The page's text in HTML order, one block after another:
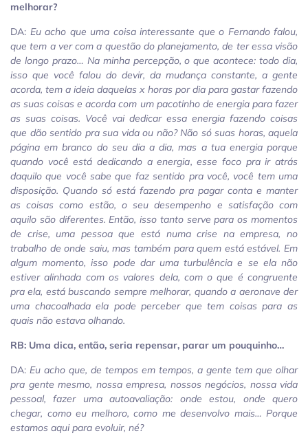
melhorar?
DA: Eu acho que uma coisa interessante que o Fernando falou,
que tem a ver com a questão do planejamento, de ter essa visão
de longo prazo… Na minha percepção, o que acontece: todo dia,
isso que você falou do devir, da mudança constante, a gente
acorda, tem a ideia daquelas x horas por dia para gastar fazendo
as suas coisas e acorda com um pacotinho de energia para fazer
as suas coisas. Você vai dedicar essa energia fazendo coisas
que dão sentido pra sua vida ou não? Não só suas horas, aquela
página em branco do seu dia a dia, mas a tua energia porque
quando você está dedicando a energia, esse foco pra ir atrás
daquilo que você sabe que faz sentido pra você, você tem uma
disposição. Quando só está fazendo pra pagar conta e manter
as coisas como estão, o seu desempenho e satisfação com
aquilo são diferentes. Então, isso tanto serve para os momentos
de crise, uma pessoa que está numa crise na empresa, no
trabalho de onde saiu, mas também para quem está estável. Em
algum momento, isso pode dar uma turbulência e se ela não
estiver alinhada com os valores dela, com o que é congruente
pra ela, está buscando sempre melhorar, quando a aeronave der
uma chacoalhada ela pode perceber que tem coisas para as
quais não estava olhando.
RB: Uma dica, então, seria repensar, parar um pouquinho…
DA: Eu acho que, de tempos em tempos, a gente tem que olhar
pra gente mesmo, nossa empresa, nossos negócios, nossa vida
pessoal, fazer uma autoavaliação: onde estou, onde quero
chegar, como eu melhoro, como me desenvolvo mais… Porque
estamos aqui para evoluir, né?